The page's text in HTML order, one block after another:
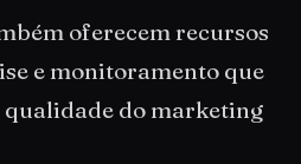
oferecem recursos
e monitoramento que
do marketing